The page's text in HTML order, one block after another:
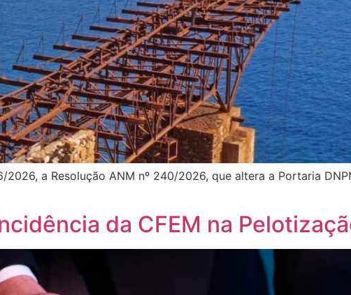
a Resolução ANM nº 240/2026, que altera a Portaria
da CFEM na